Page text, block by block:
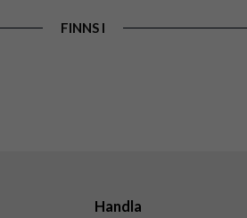
FINNS I
Handla